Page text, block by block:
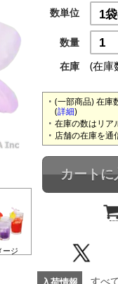
ージ
数単位
数量
在庫
(在庫
(一部商品) 在庫
(詳細)
在庫の数はリア
店舗の在庫を通
カートに
すべ